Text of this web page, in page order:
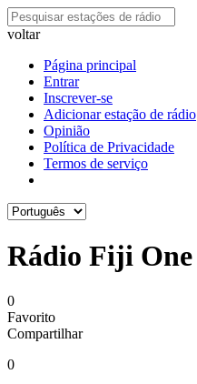
voltar
Página principal
Entrar
Inscrever-se
Adicionar estação de rádio
Opinião
Política de Privacidade
Termos de serviço
Rádio Fiji One
0
Favorito
Compartilhar
0